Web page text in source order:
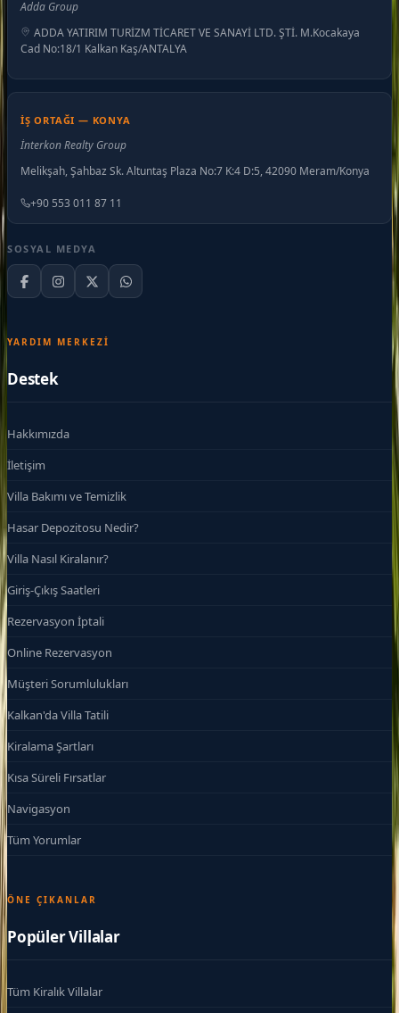
Adda Group
ADDA YATIRIM TURİZM TİCARET VE SANAYİ LTD. ŞTİ. M.Kocakaya
Cad No:18/1 Kalkan Kaş/ANTALYA
İŞ ORTAĞI — KONYA
İnterkon Realty Group
Melikşah, Şahbaz Sk. Altuntaş Plaza No:7 K:4 D:5, 42090 Meram/Konya
+90 553 011 87 11
SOSYAL MEDYA
YARDIM MERKEZI
Destek
Hakkımızda
İletişim
Villa Bakımı ve Temizlik
Hasar Depozitosu Nedir?
Villa Nasıl Kiralanır?
Giriş-Çıkış Saatleri
Rezervasyon İptali
Online Rezervasyon
Müşteri Sorumlulukları
Kalkan'da Villa Tatili
Kiralama Şartları
Kısa Süreli Fırsatlar
Navigasyon
Tüm Yorumlar
ÖNE ÇIKANLAR
Popüler Villalar
Tüm Kiralık Villalar